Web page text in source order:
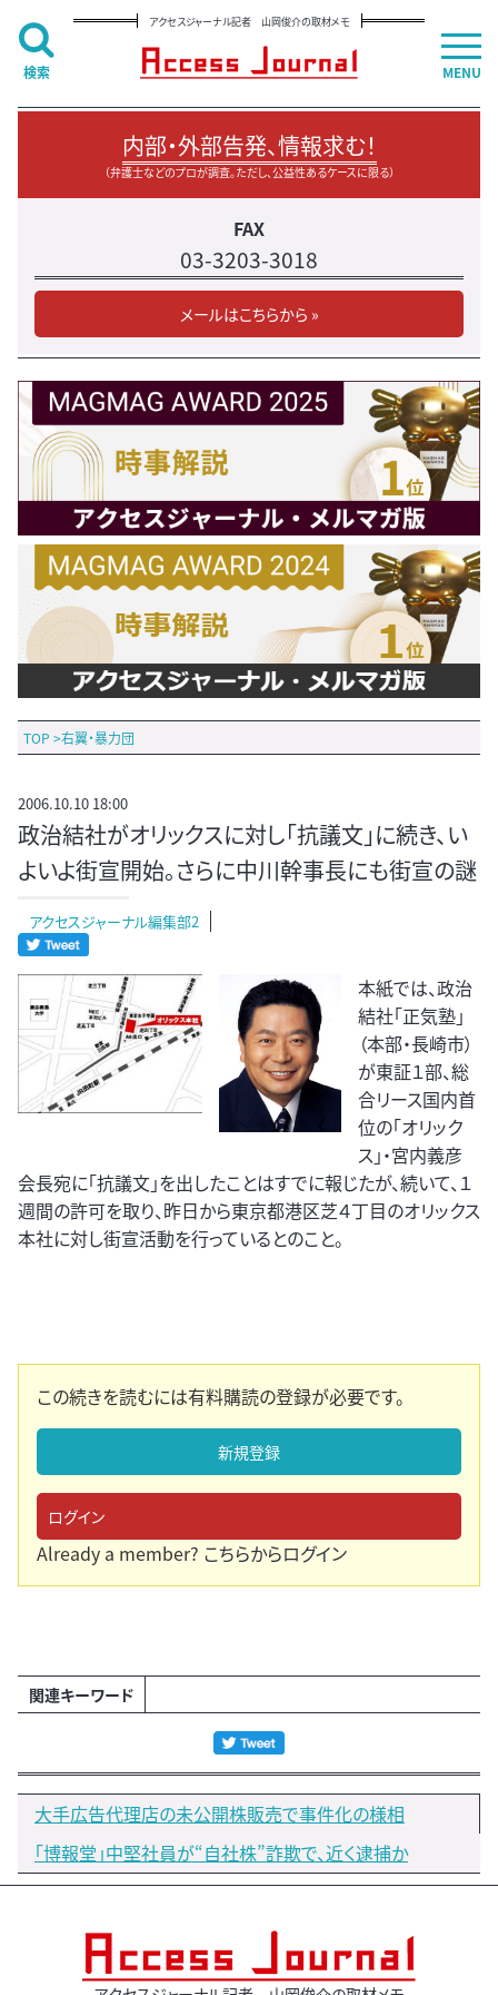
アクセスジャーナル記者 山岡俊介の取材メモ
内部・外部告発、情報求む！
（弁護士などのプロが調査。ただし、公益性あるケースに限る）
FAX
03-3203-3018
メールはこちらから »
TOP >右翼・暴力団
2006.10.10 18:00
政治結社がオリックスに対し「抗議文」に続き、い
よいよ街宣開始。さらに中川幹事長にも街宣の謎
アクセスジャーナル編集部2
本紙では、政治
結社「正気塾」
（本部・長崎市）
が東証１部、総
合リース国内首
位の「オリック
ス」・宮内義彦
会長宛に「抗議文」を出したことはすでに報じたが、続いて、１
週間の許可を取り、昨日から東京都港区芝４丁目のオリックス
本社に対し街宣活動を行っているとのこと。
この続きを読むには有料購読の登録が必要です。
新規登録
ログイン
Already a member? こちらからログイン
関連キーワード
大手広告代理店の未公開株販売で事件化の様相
「博報堂」中堅社員が“自社株”詐欺で、近く逮捕か
MENU
検索